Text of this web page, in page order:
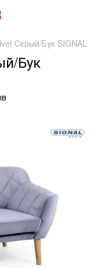
Серый/Бук SIGNAL
Бук